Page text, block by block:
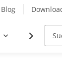
Blog
Elektro